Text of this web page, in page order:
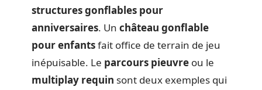
structures gonflables pour
anniversaires. Un château gonflable
pour enfantsfait office de terrain de jeu
inépuisable. Le parcours pieuvre ou le
multiplay requin sont deux exemples qui